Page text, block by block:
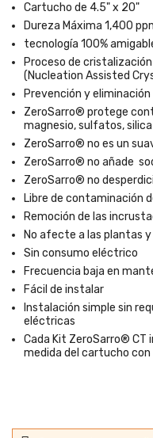
Cartucho de 4.5" x 20"
Dureza Máxima 1,400
tecnología 100%
Proceso de
(Nucleation Assisted
Prevención y
ZeroSarro® protege
magnesio, sulfatos,
ZeroSarro® no es un
ZeroSarro® no añade
ZeroSarro® no
Libre de contaminación
Remoción de las
No afecte a las plantas
Sin consumo eléctrico
Frecuencia baja en
Fácil de instalar
Instalación simple sin
eléctricas
Cada Kit ZeroSarro® CT
medida del cartucho con